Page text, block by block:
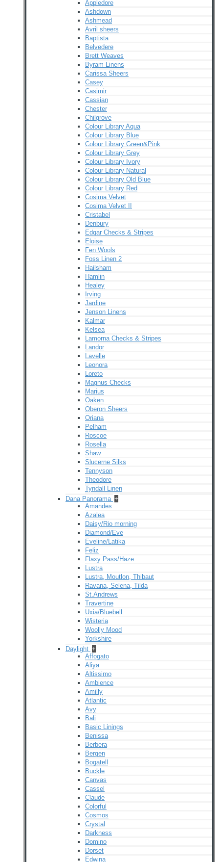
Appledore
Ashdown
Ashmead
Avril sheers
Baptista
Belvedere
Brett Weaves
Byram Linens
Carissa Sheers
Casey
Casimir
Cassian
Chester
Chilgrove
Colour Library Aqua
Colour Library Blue
Colour Library Green&Pink
Colour Library Grey
Colour Library Ivory
Colour Library Natural
Colour Library Old Blue
Colour Library Red
Cosima Velvet
Cosima Velvet II
Cristabel
Denbury
Edgar Checks & Stripes
Eloise
Fen Wools
Foss Linen 2
Hailsham
Hamlin
Healey
Irving
Jardine
Jenson Linens
Kalmar
Kelsea
Lamorna Checks & Stripes
Landor
Lavelle
Leonora
Loreto
Magnus Checks
Marius
Oaken
Oberon Sheers
Oriana
Pelham
Roscoe
Rosella
Shaw
Slucerne Silks
Tennyson
Theodore
Tyndall Linen
Dana Panorama +
Amandes
Azalea
Daisy/Rio morning
Diamond/Eve
Eveline/Latika
Feliz
Flaxy Pass/Haze
Lustra
Lustra, Moutlon, Thibaut
Ravana, Selena, Tilda
St.Andrews
Travertine
Uxia/Bluebell
Wisteria
Woolly Mood
Yorkshire
Daylight +
Affogato
Aliya
Altissimo
Ambience
Amilly
Atlantic
Avy
Bali
Basic Linings
Benissa
Berbera
Bergen
Bogatell
Buckle
Canvas
Cassel
Claude
Colorful
Cosmos
Crystal
Darkness
Domino
Dorset
Edwina